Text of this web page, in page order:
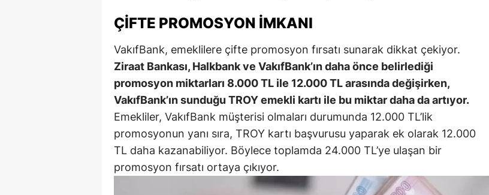
Elazığ
Erzurum
Eskişehir
Gaziantep
Giresun
Gümüşhane
Hakkari
ÇIFTE PROMOSYON İMKANI
VakıfBank, emeklilere çifte promosyon fırsatı sunarak dikkat çekiyor.
Ziraat Bankası, Halkbank ve VakıfBank’ın daha önce belirlediği
promosyon miktarları 8.000 TL ile 12.000 TL arasında değişirken,
VakıfBank’ın sunduğu TROY emekli kartı ile bu miktar daha da artıyor.
Emekliler, VakıfBank müşterisi olmaları durumunda 12.000 TL’lik
promosyonun yanı sıra, TROY kartı başvurusu yaparak ek olarak 12.000
TL daha kazanabiliyor. Böylece toplamda 24.000 TL’ye ulaşan bir
promosyon fırsatı ortaya çıkıyor.